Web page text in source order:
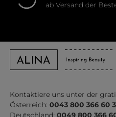
ab Versand der
Kontaktiere uns unter der
Österreich: 0043 800 366 60
Deutschland: 0049 800 366